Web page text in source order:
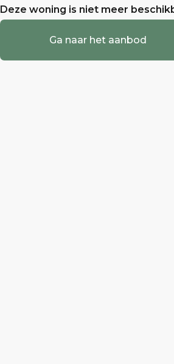
Deze woning is niet meer
Ga naar het aanbod